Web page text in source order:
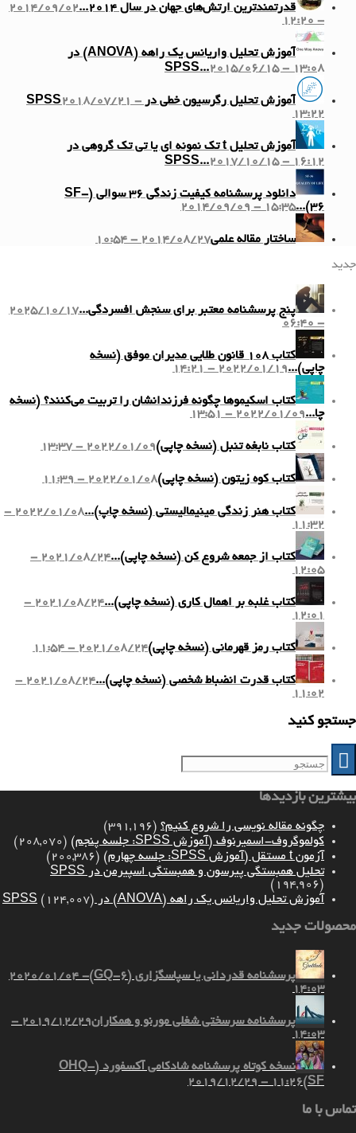
قدرتمندترین ارتش‌های جهان در سال ۲۰۱۴...
2014/09/02
- 12:20
آموزش تحلیل واریانس یک راهه (ANOVA) در
SPSS...2015/06/15 - 13:08
آموزش تحلیل رگرسیون خطی در SPSS 2018/07/21 -
13:22
آموزش تحلیل t تک نمونه ای یا تی تک گروهی در
SPSS...2017/10/15 - 16:12
دانلود پرسشنامه کیفیت زندگی ۳۶ سوالی (SF-
36)...
2014/09/09 - 15:35
ساختار مقاله علمی2014/08/27 - 10:54
جدید
پنج پرسشنامه معتبر برای سنجش افسردگی...2025/10/17
- 06:40
کتاب ۱۰۸ قانون طلایی مدیران موفق (نسخه
چاپی)...2022/01/19 - 14:21
کتاب اسکیموها چگونه فرزندانشان را تربیت می‌کنند؟ (نسخه
چا...2022/01/09 - 13:51
کتاب نابغه تنبل (نسخه چاپی)2022/01/09 - 13:37
کتاب کوه زیتون (نسخه چاپی)2022/01/08 - 11:39
کتاب هنر زندگی مینیمالیستی (نسخه چاپ)...
2022/01/08 -
11:32
کتاب از جمعه شروع کن (نسخه چاپی)...
2021/08/24 -
12:05
کتاب غلبه بر اهمال کاری (نسخه چاپی)...
2021/08/24 -
12:01
کتاب رمز قهرمانی (نسخه چاپی)2021/08/24 - 11:54
کتاب قدرت انضباط شخصی (نسخه چاپی)...
2021/08/24 -
11:02
جستجو کنید
بیشترین بازدیدها
چگونه مقاله نویسی را شروع کنیم؟ (391,196)
کولموگروف-اسمیرنوف (آموزش SPSS: جلسه پنجم)
(208,070)
آزمون t مستقل (آموزش SPSS: جلسه چهارم)
(200,386)
تحلیل همبستگی پیرسون و همبستگی اسپیرمن در SPSS
(194,906)
آموزش تحلیل واریانس یک راهه (ANOVA) در SPSS
(124,007)
محصولات جدید
پرسشنامه قدردانی یا سپاسگزاری (GQ-6)
2020/01/04 -
14:03
پرسشنامه سرسختی شغلی مورنو و همکاران
2019/12/29 -
14:03
نسخه کوتاه پرسشنامه شادکامی آکسفورد (OHQ-
SF)
2019/12/29 - 11:26
تماس با ما